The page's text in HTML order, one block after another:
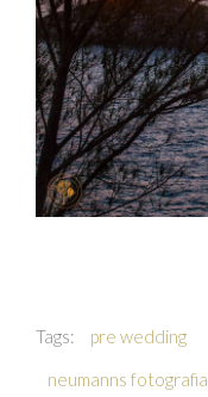
Tags: pre wedding
neumanns fotografia